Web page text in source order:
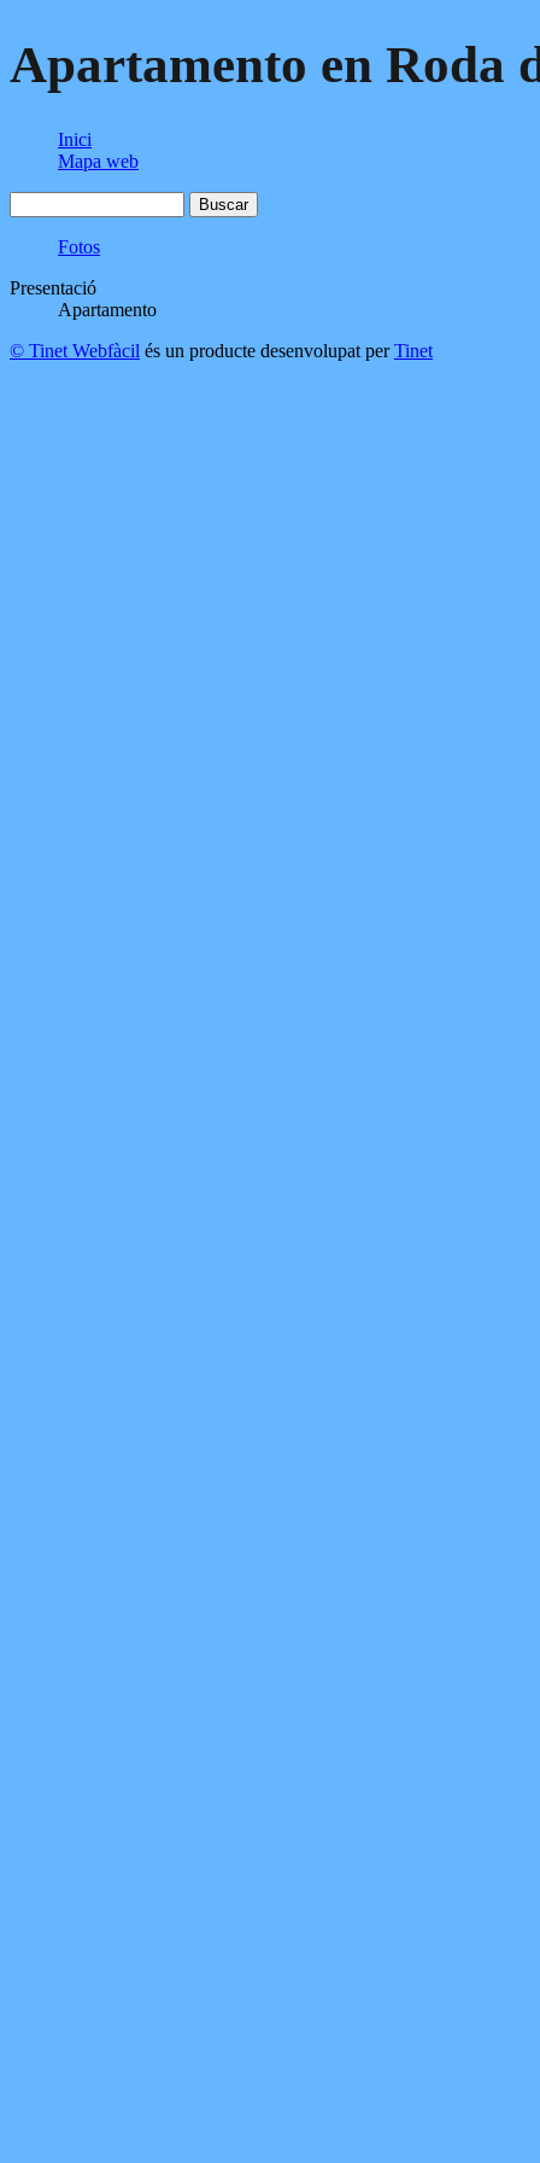
Apartamento en Roda
Inici
Mapa web
Fotos
Presentació
Apartamento
© Tinet Webfàcil és un producte desenvolupat perTinet